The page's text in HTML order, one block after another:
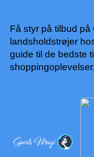
Få styr på tilbud
landsholdstrøjer
guide til de bedste
shoppingoplevelser.